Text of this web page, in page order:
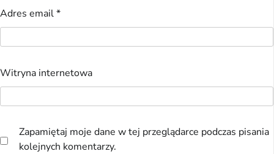
Adres email*
Witryna internetowa
Zapamiętaj moje dane w tej przeglądarce podczas pisania
kolejnych komentarzy.